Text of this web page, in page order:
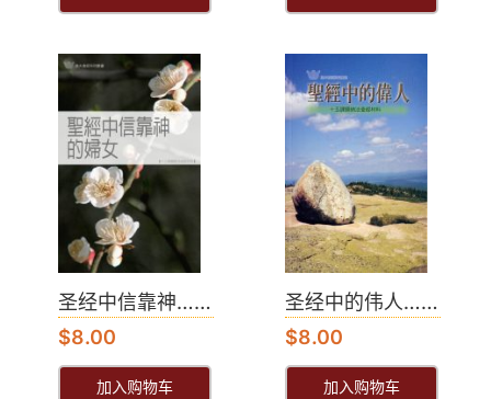
圣经中信靠神……
$8.00
加入购物车
圣经中的伟人……
$8.00
加入购物车